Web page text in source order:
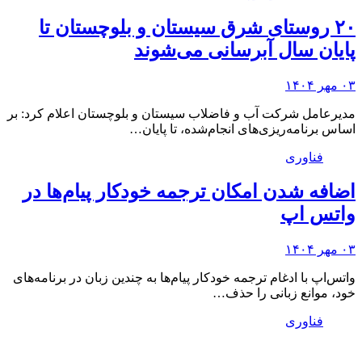
۲۰ روستای شرق سیستان و بلوچستان تا
پایان سال آبرسانی می‌شوند
۰۳ مهر ۱۴۰۴
مدیرعامل شرکت آب و فاضلاب سیستان و بلوچستان اعلام کرد: بر
اساس برنامه‌ریزی‌های انجام‌شده، تا پایان…
فناوری
اضافه شدن امکان ترجمه خودکار پیام‌ها در
واتس اپ
۰۳ مهر ۱۴۰۴
واتس‌اپ با ادغام ترجمه خودکار پیام‌ها به چندین زبان در برنامه‌های
خود، موانع زبانی را حذف…
فناوری